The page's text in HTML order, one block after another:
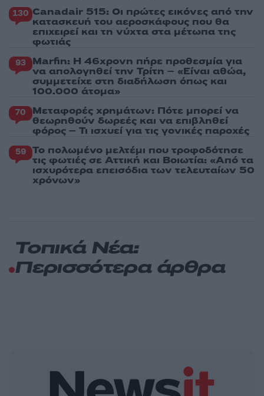
130 Canadair 515: Οι πρώτες εικόνες από την
κατασκευή του αεροσκάφους που θα
επιχειρεί και τη νύχτα στα μέτωπα της
φωτιάς
93 Marfin: Η 46χρονη πήρε προθεσμία για
να απολογηθεί την Τρίτη – «Είναι αθώα,
συμμετείχε στη διαδήλωση όπως και
100.000 άτομα»
70 Μεταφορές χρημάτων: Πότε μπορεί να
θεωρηθούν δωρεές και να επιβληθεί
φόρος – Τι ισχυεί για τις γονικές παροχές
59 Το πολωμένο μελτέμι που τροφοδότησε
τις φωτιές σε Αττική και Βοιωτία: «Από τα
ισχυρότερα επεισόδια των τελευταίων 50
χρόνων»
Τοπικά Νέα:
Περισσότερα άρθρα